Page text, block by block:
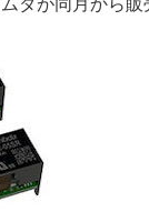
ダが同月から販